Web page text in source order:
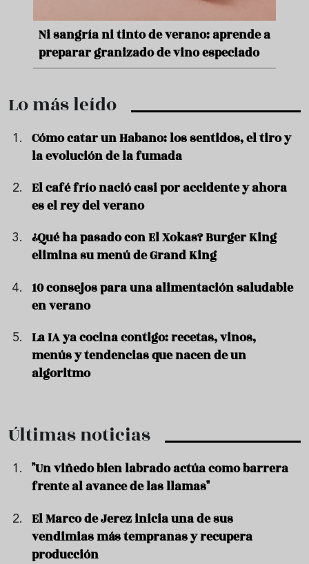
Ni sangría ni tinto de verano: aprende a
preparar granizado de vino especiado
Lo más leído
Cómo catar un Habano: los sentidos, el tiro y
la evolución de la fumada
El café frío nació casi por accidente y ahora
es el rey del verano
¿Qué ha pasado con El Xokas? Burger King
elimina su menú de Grand King
10 consejos para una alimentación saludable
en verano
La IA ya cocina contigo: recetas, vinos,
menús y tendencias que nacen de un
algoritmo
Últimas noticias
"Un viñedo bien labrado actúa como barrera
frente al avance de las llamas"
El Marco de Jerez inicia una de sus
vendimias más tempranas y recupera
producción